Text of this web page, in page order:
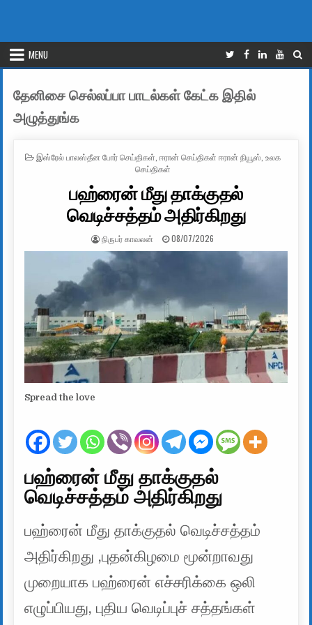
MENU
தேனிசை செல்லப்பா பாடல்கள் கேட்க இதில்
அழுத்துங்க
POSTED IN
இஸ்ரேல் பாலஸ்தீன போர் செய்திகள் ஈரான் செய்திகள் ஈரான் நியூஸ் உலக
செய்திகள்
பஹ்ரைன் மீது தாக்குதல்
வெடிச்சத்தம் அதிர்கிறது
AUTHOR:
நிருபர் காவலன் PUBLISHED DATE:
08/07/2026
Spread the love
பஹ்ரைன் மீது தாக்குதல்
வெடிச்சத்தம் அதிர்கிறது
பஹ்ரைன் மீது தாக்குதல் வெடிச்சத்தம்
அதிர்கிறது ,புதன்கிழமை மூன்றாவது
முறையாக பஹ்ரைன் எச்சரிக்கை ஒலி
எழுப்பியது, புதிய வெடிப்புச் சத்தங்கள்